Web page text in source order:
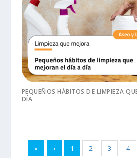
PEQUEÑOS HÁBITOS DE LIMPIEZA
DÍA
« ‹ 1 2 3 4